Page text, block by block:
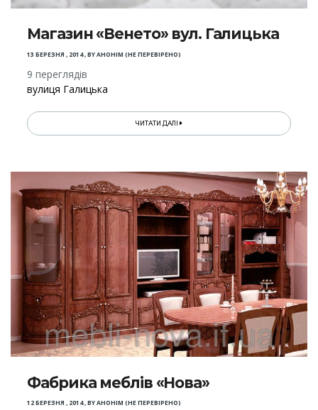
Магазин «Венето» вул. Галицька
13 БЕРЕЗНЯ , 2014,BYАНОНІМ (НЕ ПЕРЕВІРЕНО)
9 переглядів
вулиця Галицька
ЧИТАТИ ДАЛІ
Фабрика меблів «Нова»
12 БЕРЕЗНЯ , 2014,BYАНОНІМ (НЕ ПЕРЕВІРЕНО)